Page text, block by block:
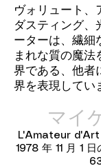
ヴォリュート、
ダスティング、
ーターは、繊細
まれな質の魔法
界である、他者
界を表現してい
マイ
L'Amateur d'Art
1978 年 11 月 1